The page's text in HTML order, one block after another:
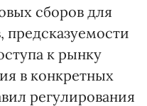
сборов для
предсказуемости
к рынку
в конкретных
регулирования